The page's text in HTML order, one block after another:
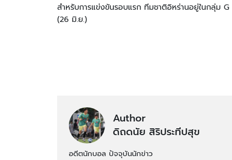
สำหรับการแข่งขันรอบแรก ทีมชาติอิหร่านอยู่ในกลุ่ม
(26 มิ.ย.)
Author
ดิถดนัย สิริประทีปสุข
อดีตนักบอล ปัจจุบันนักข่าว